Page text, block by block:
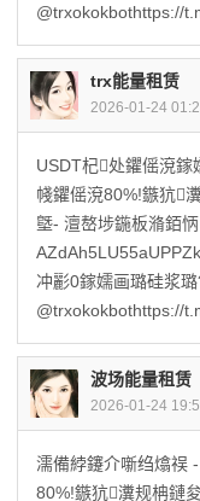
@trxokokbothttps://
trx能量租赁
2026-01-24
USDT杞处鑺傜渷
帴鑺傜渷80%!鏃犺
墍- 澶嶅埗鍦板潃銆怲
冲彲0鎵嬬画璐硅浆
@trxokokbothttps://
波场能量租赁
2026-01-24
濡備綍鑳介噺绉熻祦
80%!鏃犺瀵规柟鏈